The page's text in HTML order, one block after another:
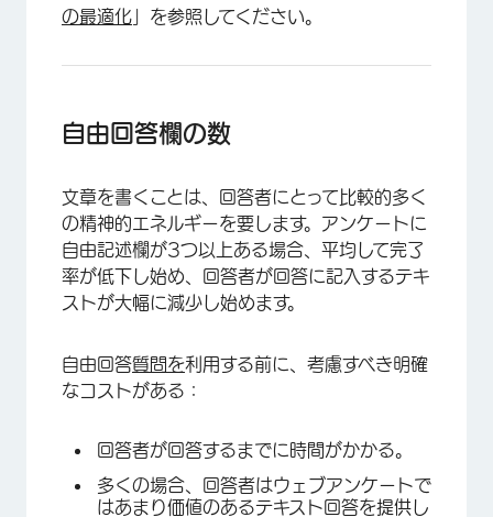
の最適化 」を参照してください。
自由回答欄の数
文章を書くことは、回答者にとって比較的多く
の精神的エネルギーを要します。アンケートに
自由記述欄が3つ以上ある場合、平均して完了
率が低下し始め、回答者が回答に記入するテキ
ストが大幅に減少し始めます。
自由回答質問を利用する前に、考慮すべき明確
なコストがある：
回答者が回答するまでに時間がかかる。
多くの場合、回答者はウェブアンケートで
はあまり価値のあるテキスト回答を提供し